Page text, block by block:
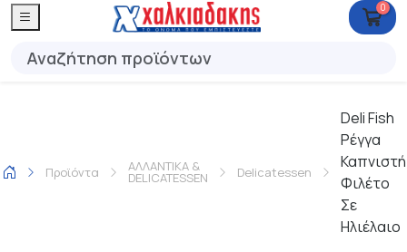
0
Προϊόντα ΑΛΛΑΝΤΙΚΑ &
DELICATESSEN Delicatessen
Deli Fish
Ρέγγα
Καπνιστή
Φιλέτο
Σε
Ηλιέλαιο